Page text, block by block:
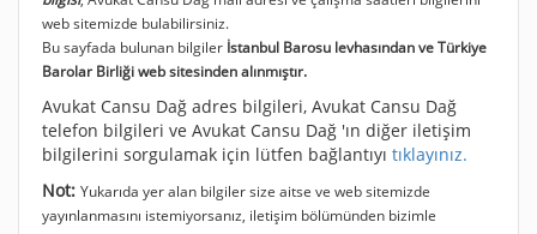
web sitemizde bulabilirsiniz.
Bu sayfada bulunan bilgiler İstanbul Barosu levhasından ve Türkiye
Barolar Birliği web sitesinden alınmıştır.
Avukat Cansu Dağ adres bilgileri, Avukat Cansu Dağ
telefon bilgileri ve Avukat Cansu Dağ 'ın diğer iletişim
bilgilerini sorgulamak için lütfen bağlantıyı tıklayınız.
Not: Yukarıda yer alan bilgiler size aitse ve web sitemizde
yayınlanmasını istemiyorsanız, iletişim bölümünden bizimle